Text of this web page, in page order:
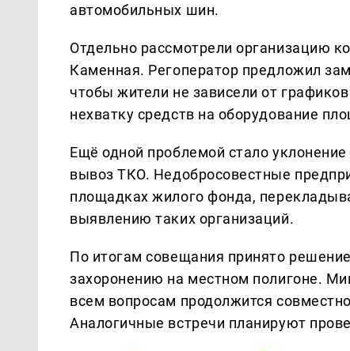
автомобильных шин.
Отдельно рассмотрели организацию
Каменная. Регоператор предложил
чтобы жители не зависели от
нехватку средств на оборудование
Ещё одной проблемой стало
вывоз ТКО. Недобросовестные
площадках жилого фонда,
выявлению таких организаций.
По итогам совещания принято
захоронению на местном полигоне.
всем вопросам продолжится
Аналогичные встречи планируют